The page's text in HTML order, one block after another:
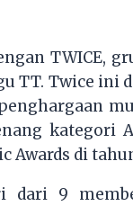
TWICE,
TT. Twice ini
kategori
Awards di
dari 9